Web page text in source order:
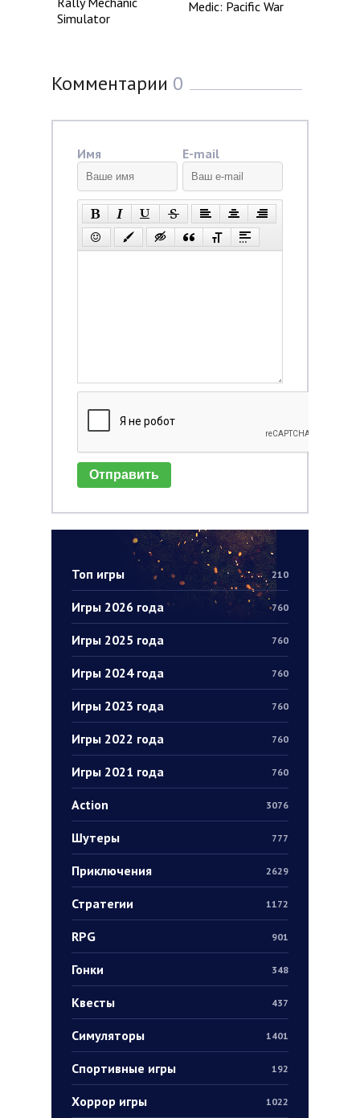
Топ игры 210
Игры 2026 года 760
Игры 2025 года 760
Игры 2024 года 760
Игры 2023 года 760
Игры 2022 года 760
Игры 2021 года 760
Action 3076
Шутеры 777
Приключения 2629
Стратегии 1172
RPG 901
Гонки 348
Квесты 437
Симуляторы 1401
Спортивные игры 192
Хоррор игры 1022
Simulator
Medic: Pacific War
Комментарии 0
Имя E-mail
Отправить